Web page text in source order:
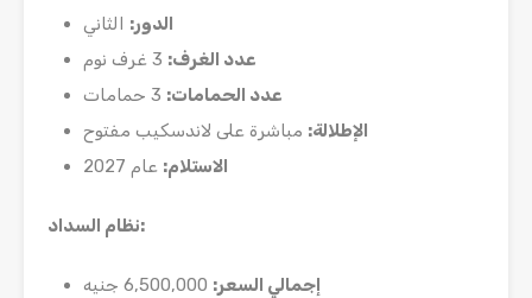
الدور: الثاني
عدد الغرف:
عدد الحمامات:
الإطلالة: مباشرة على لاندسكيب مفتوح
الاستلام: عام 2027
نظام السداد:
إجمالي السعر: